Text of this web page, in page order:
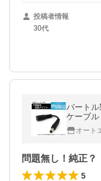
投稿者情報
30代
バート
ケーブル
09 IC01
ーブル
オート
問題無し！純正？
5